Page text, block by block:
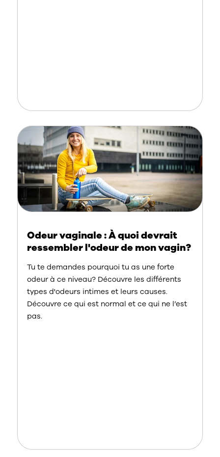
Odeur vaginale : À quoi devrait
ressembler l'odeur de mon vagin?
Tu te demandes pourquoi tu as une forte
odeur à ce niveau? Découvre les différents
types d'odeurs intimes et leurs causes.
Découvre ce qui est normal et ce qui ne l’est
pas.